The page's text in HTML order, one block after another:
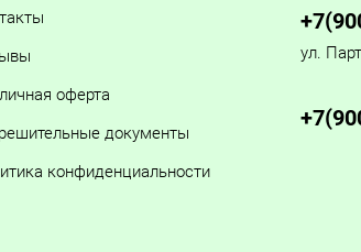
оферта
документы
конфиденциальности
ул.